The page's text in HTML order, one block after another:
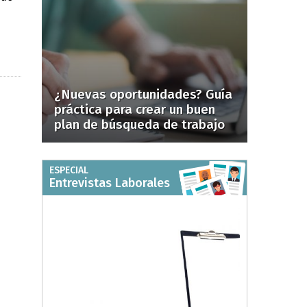
¿Nuevas oportunidades? Guía
práctica para crear un buen
plan de búsqueda de trabajo
ESPECIAL
Entrevistas Laborales